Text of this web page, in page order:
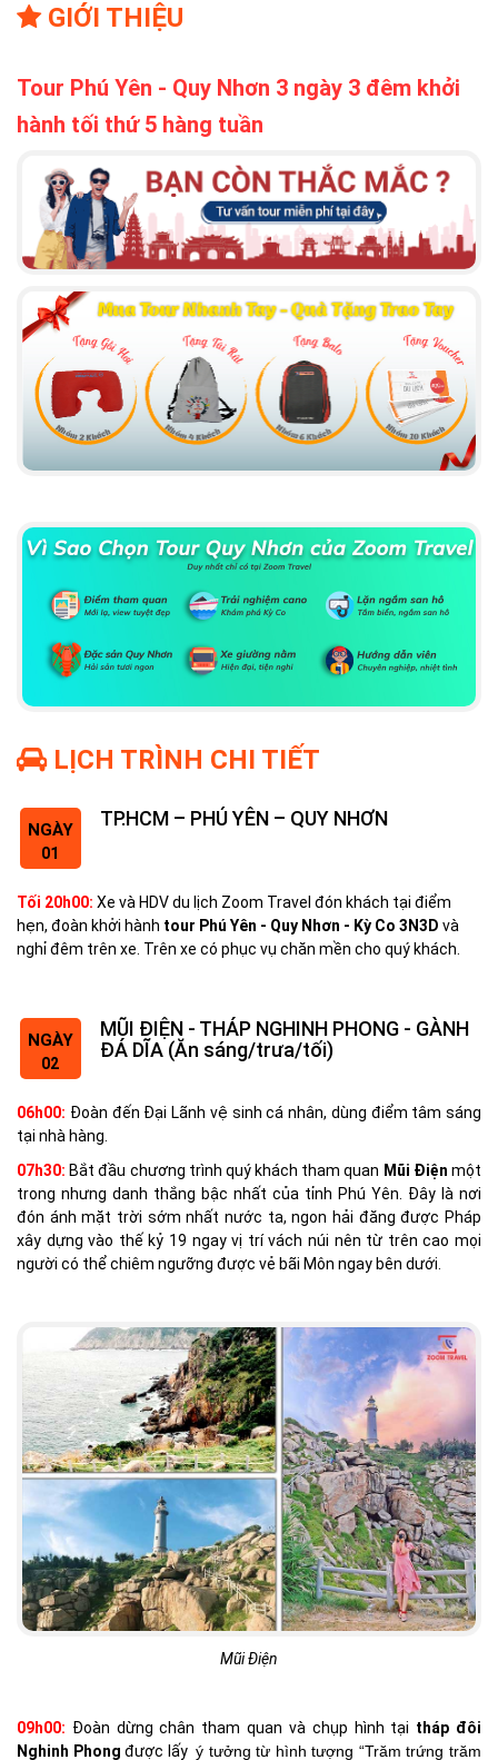
GIỚI THIỆU
Tour Phú Yên - Quy Nhơn 3 ngày 3 đêm khởi
hành tối thứ 5 hàng tuần
LỊCH TRÌNH CHI TIẾT
NGÀY
01
TP.HCM – PHÚ YÊN – QUY NHƠN
Tối 20h00: Xe và HDV du lịch Zoom Travel đón khách tại điểm
hẹn, đoàn khởi hành tour Phú Yên - Quy Nhơn - Kỳ Co 3N3D và
nghỉ đêm trên xe. Trên xe có phục vụ chăn mền cho quý khách.
NGÀY
02
MŨI ĐIỆN - THÁP NGHINH PHONG - GÀNH
ĐÁ DĨA (Ăn sáng/trưa/tối)
06h00: Đoàn đến Đại Lãnh vệ sinh cá nhân, dùng điểm tâm sáng
tại nhà hàng.
07h30: Bắt đầu chương trình quý khách tham quan Mũi Điện một
trong nhưng danh thắng bậc nhất của tỉnh Phú Yên. Đây là nơi
đón ánh mặt trời sớm nhất nước ta, ngon hải đăng được Pháp
xây dựng vào thế kỷ 19 ngay vị trí vách núi nên từ trên cao mọi
người có thể chiêm ngưỡng được vẻ bãi Môn ngay bên dưới.
Mũi Điện
09h00: Đoàn dừng chân tham quan và chụp hình tại tháp đôi
Nghinh Phong được lấy ý tưởng từ hình tượng “Trăm trứng trăm